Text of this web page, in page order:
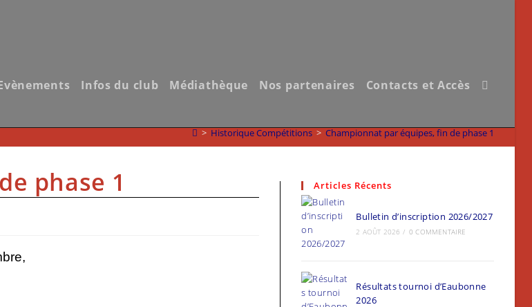
Infos du club Médiathèque Nos partenaires Contacts et Accès Toggle
search
> Historique Compétitions > Championnat par équipes, fin de phase 1
phase 1 Articles Récents
Bulletin d’inscription 2026/2027
2 AOÛT 2026 / 0 COMMENTAIRE
Résultats tournoi d’Eaubonne
2026